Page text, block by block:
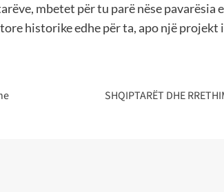
mbetet për tu parë nëse pavarësia
historike edhe për ta, apo një projekt i
SHQIPTARËT DHE